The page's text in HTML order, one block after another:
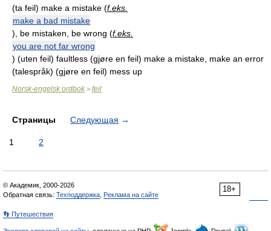
(ta feil) make a mistake (f.eks.
make a bad mistake
), be mistaken, be wrong (f.eks.
you are not far wrong
) (uten feil) faultless (gjøre en feil) make a mistake, make an error
(talespråk) (gjøre en feil) mess up
Norsk-engelsk ordbok > feil
Страницы Следующая →
1 2
18+
© Академик, 2000-2026
Обратная связь: Техподдержка Реклама на сайте
👣 Путешествия